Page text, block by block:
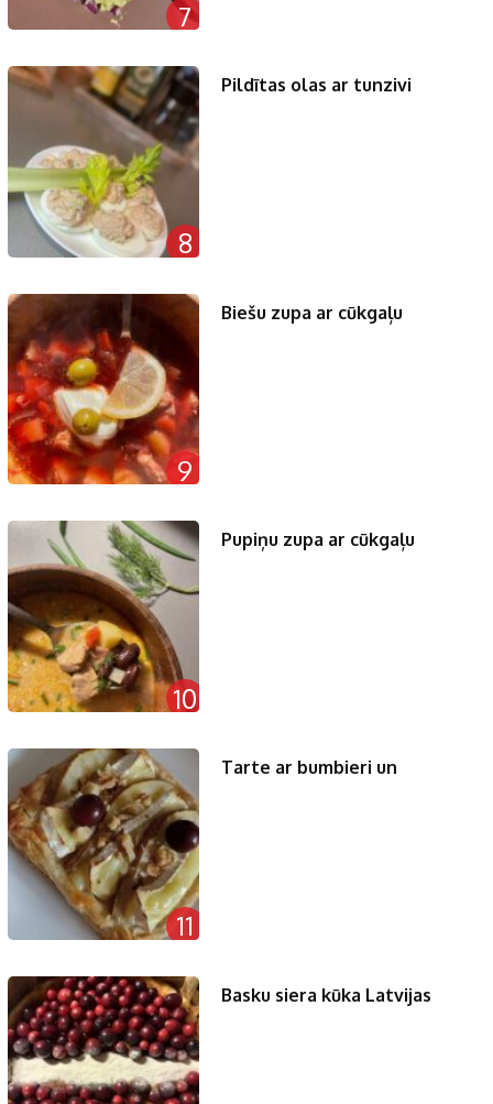
7
8
Pildītas olas ar tunzivi
9
Biešu zupa ar cūkgaļu
10
Pupiņu zupa ar cūkgaļu
11
Tarte ar bumbieri un
Basku siera kūka Latvijas